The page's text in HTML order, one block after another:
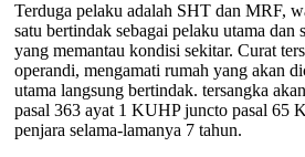
Terduga pelaku adalah SHT dan MRF,
satu bertindak sebagai pelaku utama dan
yang memantau kondisi sekitar. Curat
operandi, mengamati rumah yang akan
utama langsung bertindak. tersangka
pasal 363 ayat 1 KUHP juncto pasal 65
penjara selama-lamanya 7 tahun.